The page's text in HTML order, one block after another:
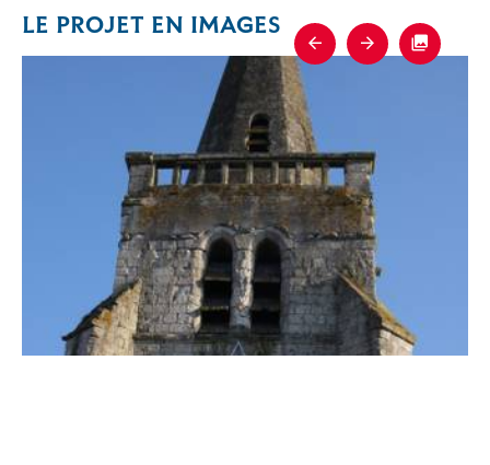
LE PROJET EN IMAGES
Previous
Next